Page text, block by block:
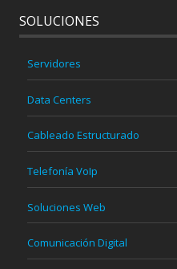
SOLUCIONES
Servidores
Data Centers
Cableado Estructurado
Telefonía VoIp
Soluciones Web
Comunicación Digital